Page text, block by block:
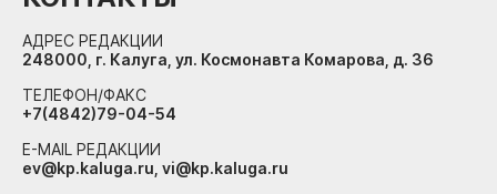
АДРЕС РЕДАКЦИИ
248000, г. Калуга, ул. Космонавта Комарова, д. 36
ТЕЛЕФОН/ФАКС
+7(4842)79-04-54
E-MAIL РЕДАКЦИИ
ev@kp.kaluga.ru, vi@kp.kaluga.ru